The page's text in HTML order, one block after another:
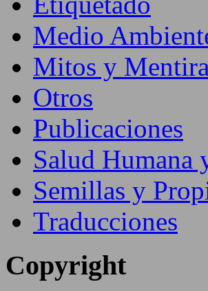
Medio
Mitos y
Otros
Publicaciones
Salud Humana
Semillas y
Traducciones
Copyright